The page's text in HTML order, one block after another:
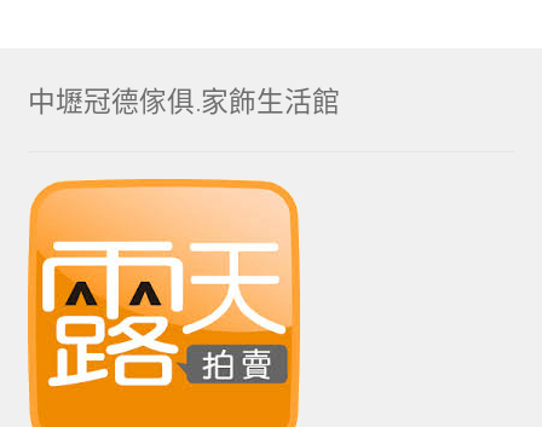
中壢冠德傢俱.家飾生活館